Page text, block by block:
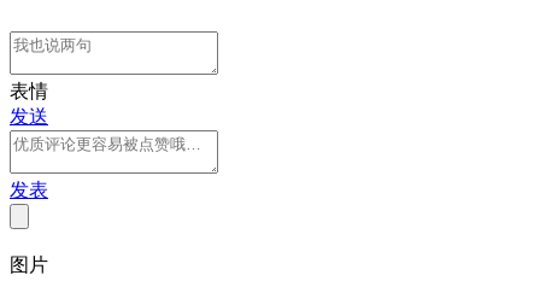
表情
发送
发表
图片